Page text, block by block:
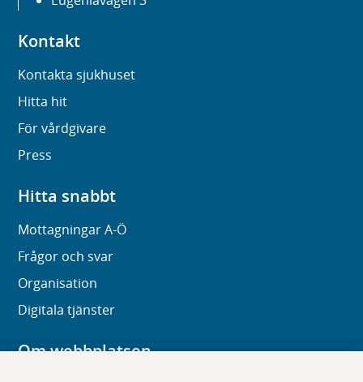
Kontakt
Kontakta sjukhuset
Hitta hit
För vårdgivare
Press
Hitta snabbt
Mottagningar A-Ö
Frågor och svar
Organisation
Digitala tjänster
Om webbplatsen